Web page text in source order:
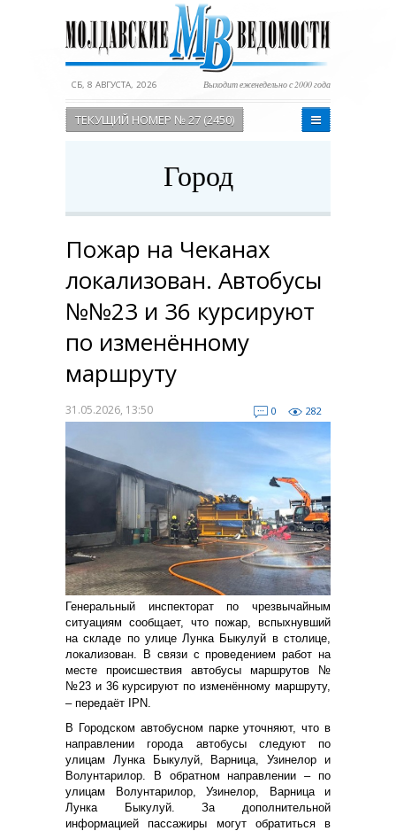
СБ, 8 АВГУСТА, 2026 Выходит еженедельно с 2000 года
ТЕКУЩИЙ НОМЕР № 27 (2450)
Город
Пожар на Чеканах
локализован. Автобусы
№№23 и 36 курсируют
по изменённому
маршруту
31.05.2026, 13:50 0 282
Генеральный инспекторат по чрезвычайным
ситуациям сообщает, что пожар, вспыхнувший
на складе по улице Лунка Быкулуй в столице,
локализован. В связи с проведением работ на
месте происшествия автобусы маршрутов №
№23 и 36 курсируют по изменённому маршруту,
– передаёт IPN.
В Городском автобусном парке уточняют, что в
направлении города автобусы следуют по
улицам Лунка Быкулуй, Варница, Узинелор и
Волунтарилор. В обратном направлении – по
улицам Волунтарилор, Узинелор, Варница и
Лунка Быкулуй. За дополнительной
информацией пассажиры могут обратиться в